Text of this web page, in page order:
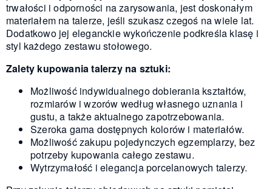
trwałości i odporności na zarysowania, jest doskonałym
materiałem na talerze, jeśli szukasz czegoś na wiele lat.
Dodatkowo jej eleganckie wykończenie podkreśla klasę i
styl każdego zestawu stołowego.
Zalety kupowania talerzy na sztuki:
Możliwość indywidualnego dobierania kształtów,
rozmiarów i wzorów według własnego uznania i
gustu, a także aktualnego zapotrzebowania.
Szeroka gama dostępnych kolorów i materiałów.
Możliwość zakupu pojedynczych egzemplarzy, bez
potrzeby kupowania całego zestawu.
Wytrzymałość i elegancja porcelanowych talerzy.